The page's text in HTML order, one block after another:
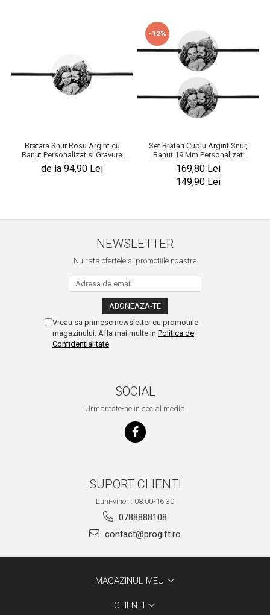
Bratara Snur Rosu Argint cu
Banut Personalizat si Gravura
Foto
de la 94,90 Lei
-12%
Set Bratari Cuplu Argint Snur,
Banut 19 Mm Personalizat
Gravura cu Fotografie Argint 925
169,80 Lei
149,90 Lei
NEWSLETTER
Nu rata ofertele si promotiile noastre
Vreau sa primesc newsletter cu promotiile
magazinului. Afla mai multe in Politica de
Confidentialitate
SOCIAL
Urmareste-ne in social media
SUPORT CLIENTI
Luni-vineri: 08:00-16.30
0788888108
contact@progift.ro
MAGAZINUL MEU
CLIENTI